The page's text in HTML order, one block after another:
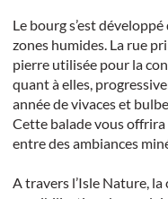
Le bourg s’est
zones humides. La rue
pierre utilisée pour la
quant à elles,
année de vivaces et
Cette balade vous
entre des ambiances
A travers l’Isle Nature,